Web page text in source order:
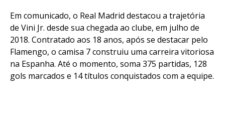
Em comunicado, o Real Madrid destacou a trajetória
de Vini Jr. desde sua chegada ao clube, em julho de
2018. Contratado aos 18 anos, após se destacar pelo
Flamengo, o camisa 7 construiu uma carreira vitoriosa
na Espanha. Até o momento, soma 375 partidas, 128
gols marcados e 14 títulos conquistados com a equipe.